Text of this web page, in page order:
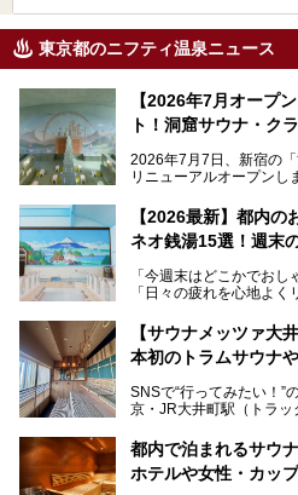
東京都のニフティ温泉ニュース
【2026年7月オープ
ト！洞窟サウナ・ク
2026年7月7日、新宿の
リニューアルオープンし
レトロでノスタルジック
を知る地元の人にも、新
る、今の時代の"銭湯"と
ビアバーなど、新しく登
す。充実した設備がある
【2026最新】都内の
ネオ銭湯15選！週末
「今週末はどこかでおし
「日々の疲れを心地よく
となっている新しいス
最近、SNSやメディアで
本記事では、そもそもこ
いおしゃれな名店15選を
します。
【サウナメッツァ大
本初のトラムサウナ
SNSで“行ってみたい！”
京・JR大井町駅（トラッ
ツァ大井町トラックス」
ポ―トします。
都内で泊まれるサウ
ホテルや女性・カッ